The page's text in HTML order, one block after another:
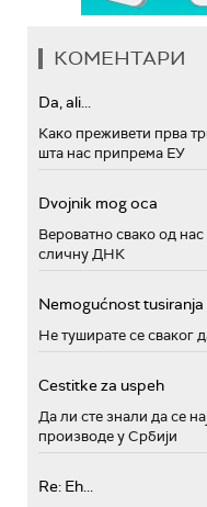
КОМЕНТАРИ
Da, ali...
Како преживети прва
шта нас припрема ЕУ
Dvojnik mog oca
Вероватно свако од
сличну ДНК
Nemogućnost tusiranja
Не туширате се сваког
Cestitke za uspeh
Да ли сте знали да се
производе у Србији
Re: Eh...